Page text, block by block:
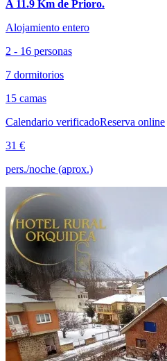
A 11.9 Km de Prioro.
Alojamiento entero
2 - 16 personas
7 dormitorios
15 camas
Calendario verificadoReserva online
31 €
pers./noche (aprox.)